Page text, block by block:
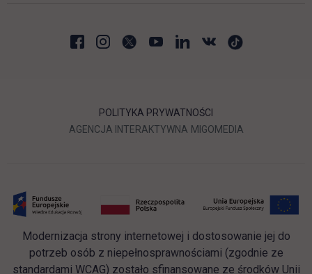
POLITYKA PRYWATNOŚCI
AGENCJA INTERAKTYWNA LINK OTWIERA SIĘ W
MIGOMEDIA
Modernizacja strony internetowej i dostosowanie jej do
potrzeb osób z niepełnosprawnościami (zgodnie ze
standardami WCAG) zostało sfinansowane ze środków Unii